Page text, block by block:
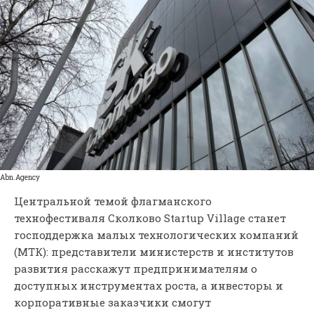
Abn.Agency
Центральной темой флагманского
технофестиваля Сколково Startup Village станет
господдержка малых технологических компаний
(МТК): представители министерств и институтов
развития расскажут предпринимателям о
доступных инструментах роста, а инвесторы и
корпоративные заказчики смогут